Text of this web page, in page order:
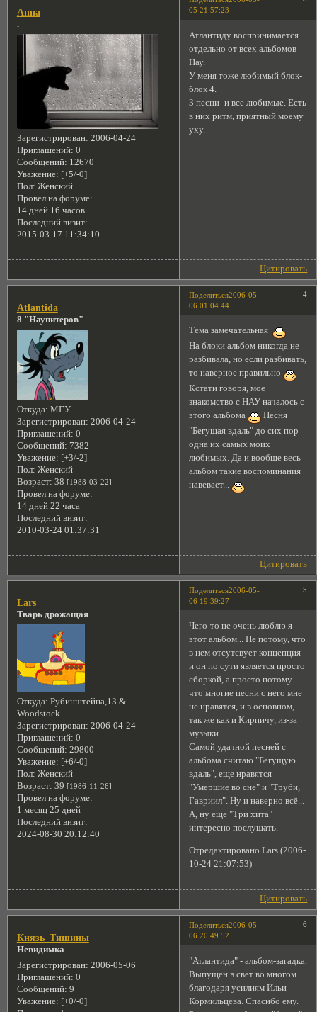
05 21:57:23
Анна
.
Зарегистрирован: 2006-04-24
Приглашений: 0
Сообщений: 12670
Уважение: [+5/-0]
Пол: Женский
Провел на форуме:
14 дней 16 часов
Последний визит:
2015-03-17 11:34:10
Атлантиду воспринимается
отдельно от всех альбомов
Нау.
У меня тоже любимый блок-
блок 4.
3 песни- и все любимые. Есть
в них ритм, приятный моему
уху.
Цитировать
Поделиться 4
2006-05-
06 01:04:44
Atlantida
8 "Наупитеров"
Откуда: МГУ
Зарегистрирован: 2006-04-24
Приглашений: 0
Сообщений: 7382
Уважение: [+3/-2]
Пол: Женский
Возраст: 38 [1988-03-22]
Провел на форуме:
14 дней 22 часа
Последний визит:
2010-03-24 01:37:31
Тема замечательная
На блоки альбом никогда не
разбивала, но если разбивать,
то наверное правильно
Кстати говоря, мое
знакомство с НАУ началось с
этого альбома
Песня
"Бегущая вдаль" до сих пор
одна их самых моих
любимых. Да и вообще весь
альбом такие воспоминания
навевает...
Цитировать
Поделиться 5
2006-05-
06 19:39:27
Lars
Тварь дрожащая
Откуда: Рубинштейна,13 &
Woodstock
Зарегистрирован: 2006-04-24
Приглашений: 0
Сообщений: 29800
Уважение: [+6/-0]
Пол: Женский
Возраст: 39 [1986-11-26]
Провел на форуме:
1 месяц 25 дней
Последний визит:
2024-08-30 20:12:40
Чего-то не очень люблю я
этот альбом... Не потому, что
в нем отсутсвует концепция
и он по сути является просто
сборкой, а просто потому
что многие песни с него мне
не нравятся, и в основном,
так же как и Кирпичу, из-за
музыки.
Самой удачной песней с
альбома считаю "Бегущую
вдаль", еще нравятся
"Умершие во сне" и "Труби,
Гавриил". Ну и наверно всё...
А, ну еще "Три хита"
интересно послушать.
Отредактировано Lars (2006-
10-24 21:07:53)
Цитировать
Поделиться 6
2006-05-
06 20:49:52
Князь_Тишины
Невидимка
Зарегистрирован: 2006-05-06
Приглашений: 0
Сообщений: 9
Уважение: [+0/-0]
"Атлантида" - альбом-загадка.
Выпущен в свет во многом
благодаря усилиям Ильи
Кормильцева. Спасибо ему.